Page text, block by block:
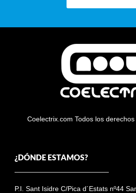
Coelectrix.com Todos los
¿DÓNDE ESTAMOS?
P.I. Sant Isidre C/Pica d´Estats nº44